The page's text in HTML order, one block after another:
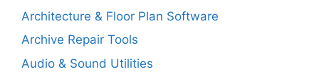
Architecture & Floor Plan Software
Archive Repair Tools
Audio & Sound Utilities